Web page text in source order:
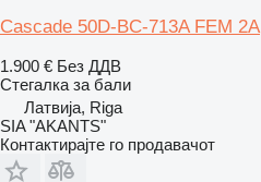
Cascade 50D-BC-713A FEM 2A
1.900 € Без ДДВ
Стегалка за бали
Латвија, Riga
SIA "AKANTS"
Контактирајте го продавачот